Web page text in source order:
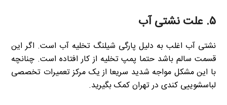
۵. علت نشتی آب
نشتی آب اغلب به دلیل پارگی شیلنگ تخلیه آب است. اگر این
قسمت سالم باشد حتما پمپ تخلیه از کار افتاده است. چنانچه
با این مشکل مواجه شدید سریعا از یک مرکز تعمیرات تخصصی
لباسشوییی کندی در تهران کمک بگیرید.